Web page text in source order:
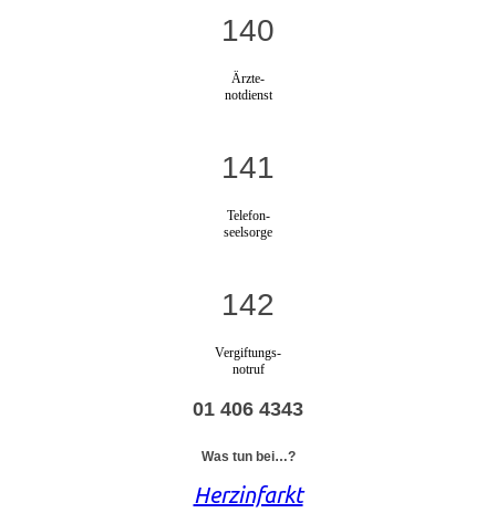
140
Ärzte-
notdienst
141
Telefon-
seelsorge
142
Vergiftungs-
notruf
01 406 4343
Was tun bei…?
Herzinfarkt